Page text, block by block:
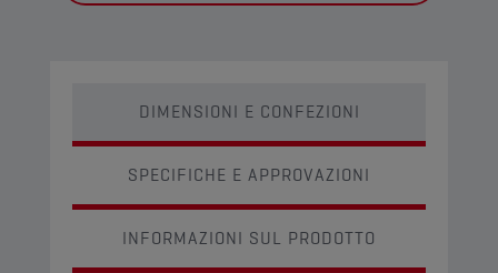
DIMENSIONI E CONFEZIONI
SPECIFICHE E APPROVAZIONI
INFORMAZIONI SUL PRODOTTO